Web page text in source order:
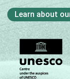
Learn about